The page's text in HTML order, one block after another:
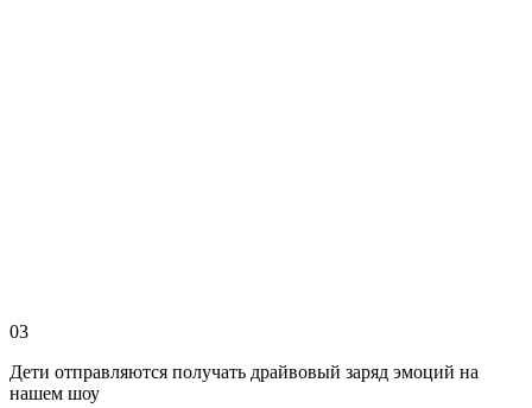
03
Дети отправляются получать драйвовый заряд эмоций на
нашем шоу